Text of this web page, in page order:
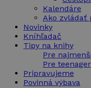
Kalendáre
Ako zvládať
Novinky
Kníhľadač
Tipy na knihy
Pre
Pre
Pripravujeme
Povinná výbava